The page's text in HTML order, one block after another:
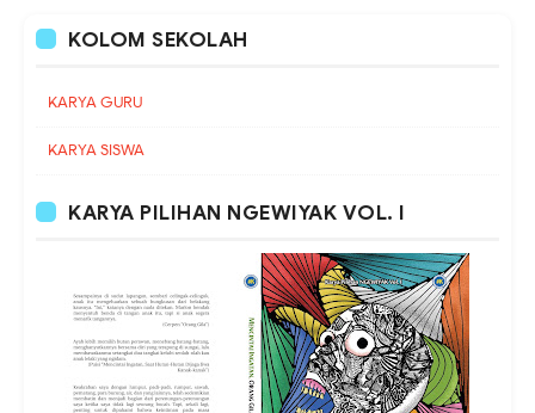
KOLOM SEKOLAH
KARYA GURU
KARYA SISWA
KARYA PILIHAN NGEWIYAK VOL. I